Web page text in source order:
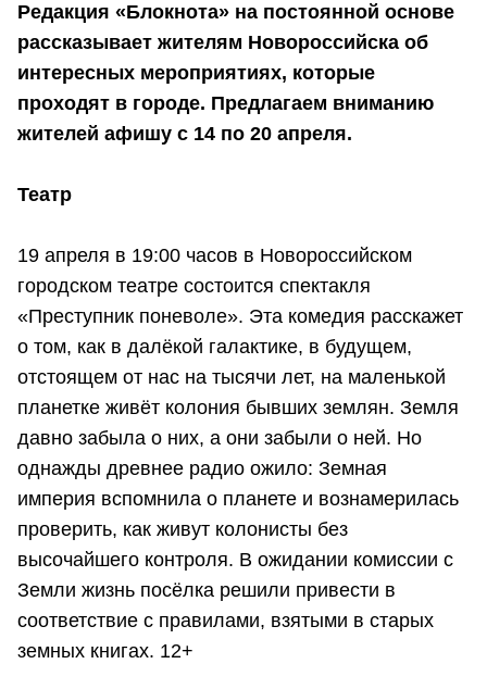
Редакция «Блокнота» на постоянной основе
рассказывает жителям Новороссийска об
интересных мероприятиях, которые
проходят в городе. Предлагаем вниманию
жителей афишу с 14 по 20 апреля.
Театр
19 апреля в 19:00 часов в Новороссийском
городском театре состоится спектакля
«Преступник поневоле». Эта комедия расскажет
о том, как в далёкой галактике, в будущем,
отстоящем от нас на тысячи лет, на маленькой
планетке живёт колония бывших землян. Земля
давно забыла о них, а они забыли о ней. Но
однажды древнее радио ожило: Земная
империя вспомнила о планете и вознамерилась
проверить, как живут колонисты без
высочайшего контроля. В ожидании комиссии с
Земли жизнь посёлка решили привести в
соответствие с правилами, взятыми в старых
земных книгах. 12+